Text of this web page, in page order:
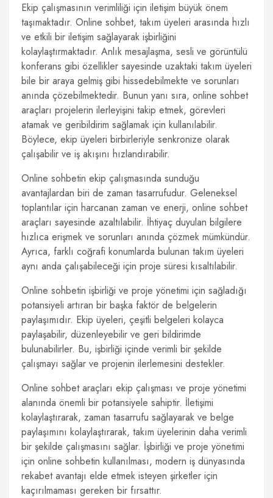
Ekip çalışmasının verimliliği için iletişim büyük önem
taşımaktadır. Online sohbet, takım üyeleri arasında hızlı
ve etkili bir iletişim sağlayarak işbirliğini
kolaylaştırmaktadır. Anlık mesajlaşma, sesli ve görüntülü
konferans gibi özellikler sayesinde uzaktaki takım üyeleri
bile bir araya gelmiş gibi hissedebilmekte ve sorunları
anında çözebilmektedir. Bunun yanı sıra, online sohbet
araçları projelerin ilerleyişini takip etmek, görevleri
atamak ve geribildirim sağlamak için kullanılabilir.
Böylece, ekip üyeleri birbirleriyle senkronize olarak
çalışabilir ve iş akışını hızlandırabilir.
Online sohbetin ekip çalışmasında sunduğu
avantajlardan biri de zaman tasarrufudur. Geleneksel
toplantılar için harcanan zaman ve enerji, online sohbet
araçları sayesinde azaltılabilir. İhtiyaç duyulan bilgilere
hızlıca erişmek ve sorunları anında çözmek mümkündür.
Ayrıca, farklı coğrafi konumlarda bulunan takım üyeleri
aynı anda çalışabileceği için proje süresi kısaltılabilir.
Online sohbetin işbirliği ve proje yönetimi için sağladığı
potansiyeli artıran bir başka faktör de belgelerin
paylaşımıdır. Ekip üyeleri, çeşitli belgeleri kolayca
paylaşabilir, düzenleyebilir ve geri bildirimde
bulunabilirler. Bu, işbirliği içinde verimli bir şekilde
çalışmayı sağlar ve projenin ilerlemesini destekler.
Online sohbet araçları ekip çalışması ve proje yönetimi
alanında önemli bir potansiyele sahiptir. İletişimi
kolaylaştırarak, zaman tasarrufu sağlayarak ve belge
paylaşımını kolaylaştırarak, takım üyelerinin daha verimli
bir şekilde çalışmasını sağlar. İşbirliği ve proje yönetimi
için online sohbetin kullanılması, modern iş dünyasında
rekabet avantajı elde etmek isteyen şirketler için
kaçırılmaması gereken bir fırsattır.